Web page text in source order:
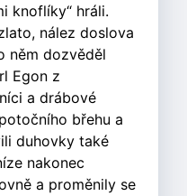
knoflíky“ hráli.
nález doslova
něm dozvěděl
Egon z
a drábové
břehu a
duhovky také
nakonec
a proměnily se